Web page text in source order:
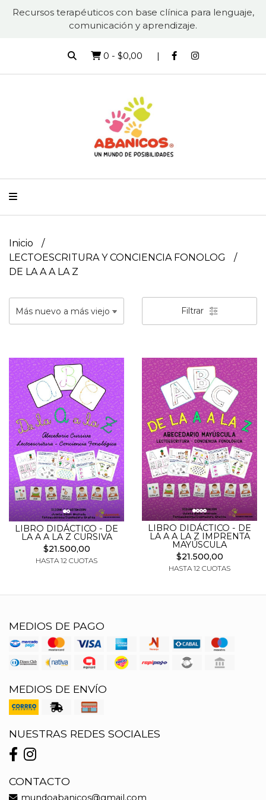
Recursos terapéuticos con base clínica para lenguaje,
comunicación y aprendizaje.
0 - $0,00
Inicio
LECTOESCRITURA Y CONCIENCIA FONOLOG
DE LA A A LA Z
Filtrar
LIBRO DIDÁCTICO - DE
LA A A LA Z CURSIVA
$21.500,00
HASTA 12 CUOTAS
LIBRO DIDÁCTICO - DE
LA A A LA Z IMPRENTA
MAYÚSCULA
$21.500,00
HASTA 12 CUOTAS
MEDIOS DE PAGO
MEDIOS DE ENVÍO
NUESTRAS REDES SOCIALES
CONTACTO
mundoabanicos@gmail.com